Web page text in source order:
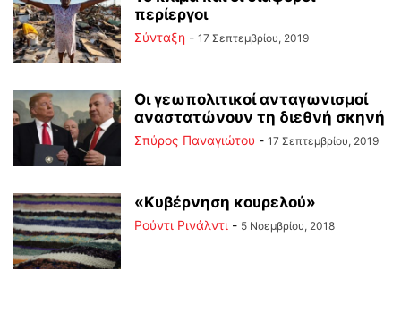
περίεργοι
Σύνταξη - 17 Σεπτεμβρίου, 2019
Οι γεωπολιτικοί ανταγωνισμοί
αναστατώνουν τη διεθνή σκηνή
Σπύρος Παναγιώτου - 17 Σεπτεμβρίου, 2019
«Κυβέρνηση κουρελού»
Ρούντι Ρινάλντι - 5 Νοεμβρίου, 2018